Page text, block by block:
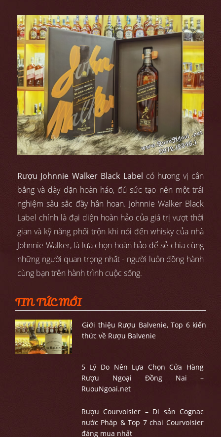
Rượu Johnnie Walker Black Label có hương vị cân
bằng và dày dặn hoàn hảo, đủ sức tạo nên một trải
nghiệm sâu sắc đầy hân hoan. Johnnie Walker Black
Label chính là đại diện hoàn hảo của giá trị vượt thời
gian và kỹ năng phối trộn khi nói đến whisky của nhà
Johnnie Walker, là lựa chọn hoàn hảo để sẻ chia cùng
những người quan trọng nhất - người luôn đồng hành
cùng bạn trên hành trình cuộc sống.
TIN TỨC MỚI
Giới thiệu Rượu Balvenie, Top 6 kiến
thức về Rượu Balvenie
5 Lý Do Nên Lựa Chọn Cửa Hàng
Rượu Ngoại Đồng Nai –
RuouNgoai.net
Rượu Courvoisier – Di sản Cognac
nước Pháp & Top 7 chai Courvoisier
đáng mua nhất